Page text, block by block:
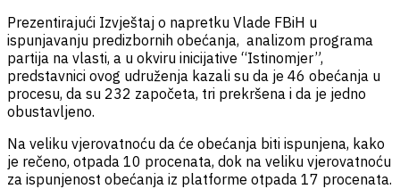
Prezentirajući Izvještaj o napretku Vlade FBiH u
ispunjavanju predizbornih obećanja, analizom programa
partija na vlasti, a u okviru inicijative “Istinomjer”,
predstavnici ovog udruženja kazali su da je 46 obećanja u
procesu, da su 232 započeta, tri prekršena i da je jedno
obustavljeno.
Na veliku vjerovatnoću da će obećanja biti ispunjena, kako
je rečeno, otpada 10 procenata, dok na veliku vjerovatnoću
za ispunjenost obećanja iz platforme otpada 17 procenata.